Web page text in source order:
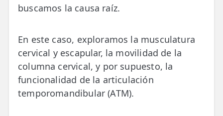
buscamos la causa raíz.
En este caso, exploramos la musculatura
cervical y escapular, la movilidad de la
columna cervical, y por supuesto, la
funcionalidad de la articulación
temporomandibular (ATM).